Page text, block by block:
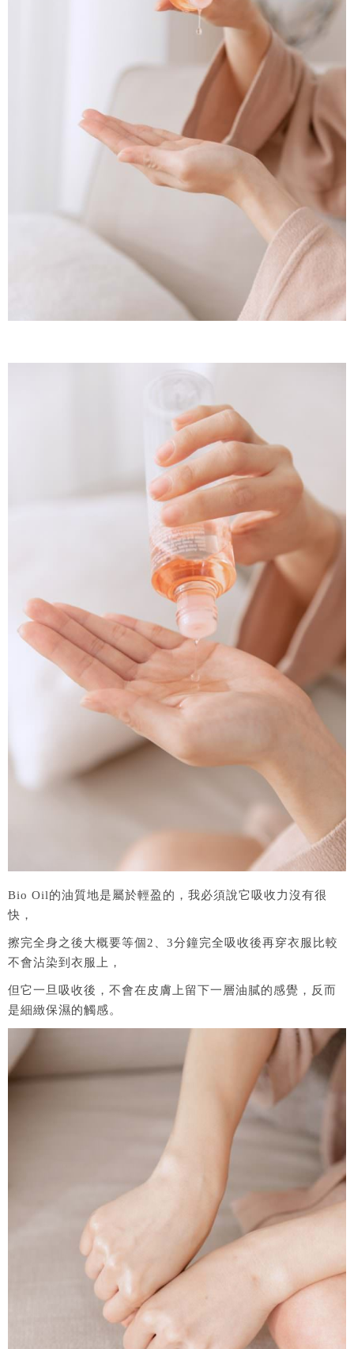
Bio Oil的油質地是屬於輕盈的，我必須說它吸收力沒有很
快，
擦完全身之後大概要等個2、3分鐘完全吸收後再穿衣服比較
不會沾染到衣服上，
但它一旦吸收後，不會在皮膚上留下一層油膩的感覺，反而
是細緻保濕的觸感。